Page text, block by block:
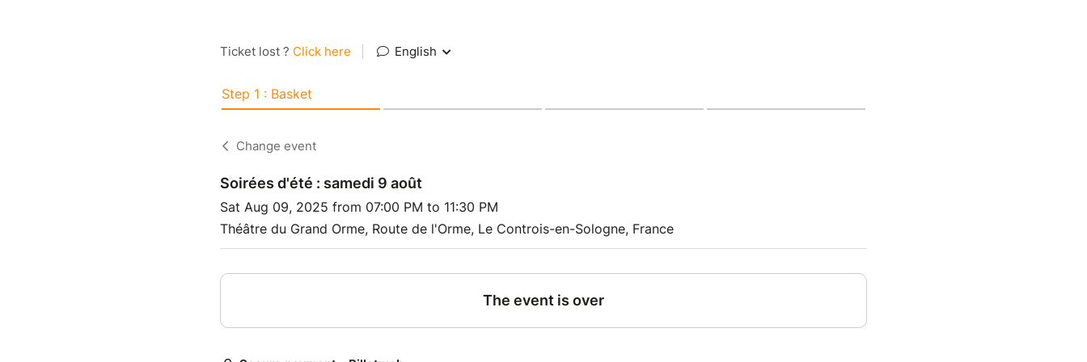
Ticket lost ? Click here English
Step 1 : Basket
Change event
Soirées d'été : samedi 9 août
Sat Aug 09, 2025 from 07:00 PM to 11:30 PM
Théâtre du Grand Orme, Route de l'Orme, Le Controis-en-Sologne, France
The event is over